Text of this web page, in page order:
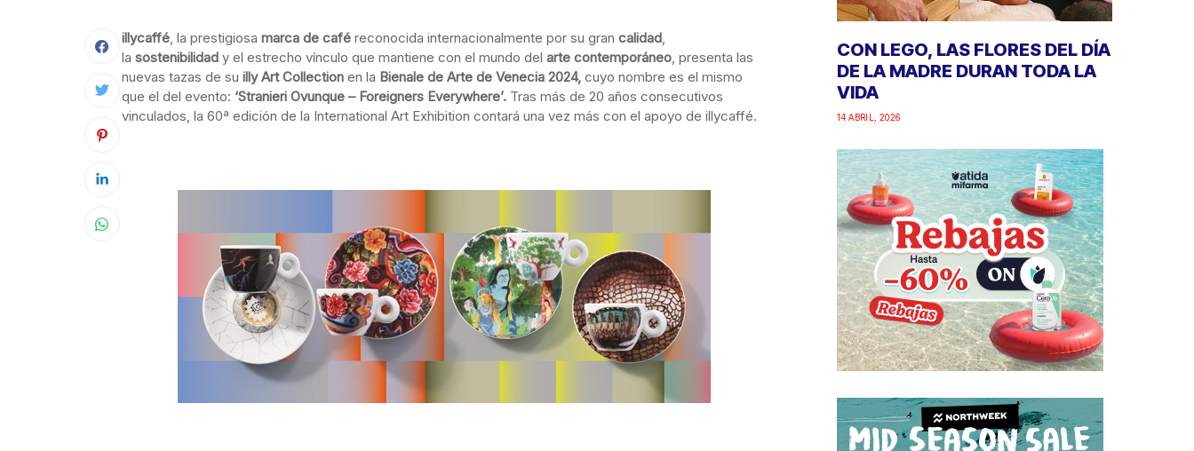
illycaffé, la prestigiosa marca de café reconocida internacionalmente por su gran calidad,
la sostenibilidad y el estrecho vínculo que mantiene con el mundo del arte contemporáneo, presenta las
nuevas tazas de su illy Art Collection en la Bienale de Arte de Venecia 2024, cuyo nombre es el mismo
que el del evento: ‘Stranieri Ovunque – Foreigners Everywhere’. Tras más de 20 años consecutivos
vinculados, la 60ª edición de la International Art Exhibition contará una vez más con el apoyo de illycaffé.
CON LEGO, LAS FLORES DEL DÍA
DE LA MADRE DURAN TODA LA
VIDA
14 ABRIL, 2026